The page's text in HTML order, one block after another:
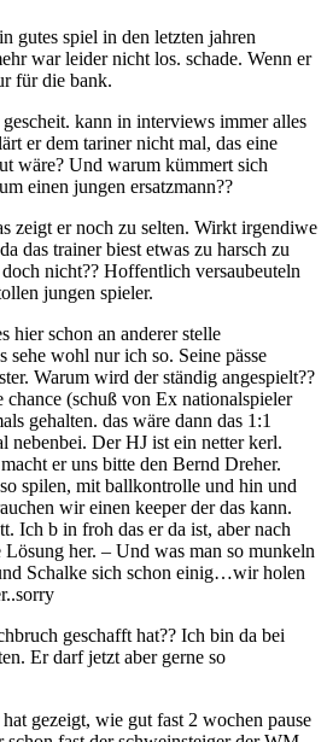
gutes spiel in den letzten jahren
war leider nicht los. schade. Wenn er
für die bank.
kann in interviews immer alles
er dem tariner nicht mal, das eine
wäre? Und warum kümmert sich
einen jungen ersatzmann??
zeigt er noch zu selten. Wirkt irgendiwe
das trainer biest etwas zu harsch zu
nicht?? Hoffentlich versaubeuteln
jungen spieler.
hier schon an anderer stelle
sehe wohl nur ich so. Seine pässe
Warum wird der ständig angespielt??
(schuß von Ex nationalspieler
gehalten. das wäre dann das 1:1
nebenbei. Der HJ ist ein netter kerl.
er uns bitte den Bernd Dreher.
spilen, mit ballkontrolle und hin und
wir einen keeper der das kann.
Ich b in froh das er da ist, aber nach
Lösung her. – Und was man so munkeln
Schalke sich schon einig…wir holen
geschafft hat?? Ich bin da bei
Er darf jetzt aber gerne so
gezeigt, wie gut fast 2 wochen pause